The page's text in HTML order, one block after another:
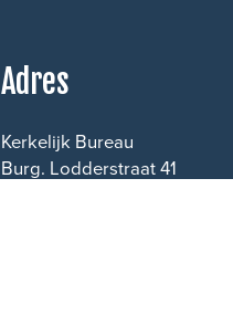
Adres
Kerkelijk Bureau
Burg. Lodderstraat 41